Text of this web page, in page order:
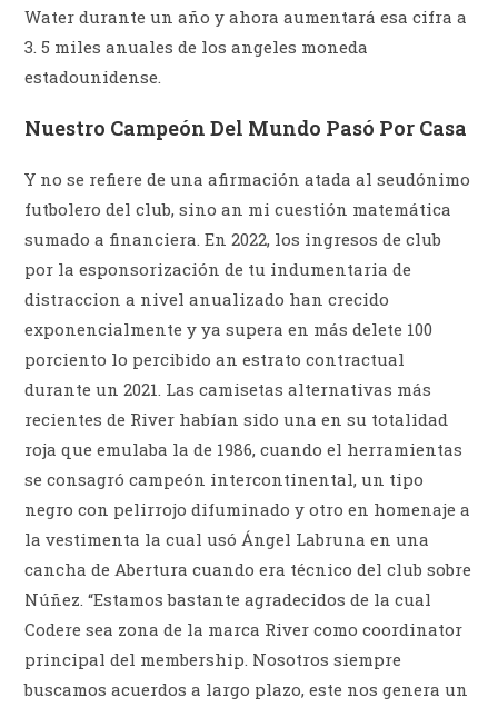
Water durante un año y ahora aumentará esa cifra a
3. 5 miles anuales de los angeles moneda
estadounidense.
Nuestro Campeón Del Mundo Pasó Por Casa
Y no se refiere de una afirmación atada al seudónimo
futbolero del club, sino an mi cuestión matemática
sumado a financiera. En 2022, los ingresos de club
por la esponsorización de tu indumentaria de
distraccion a nivel anualizado han crecido
exponencialmente y ya supera en más delete 100
porciento lo percibido an estrato contractual
durante un 2021. Las camisetas alternativas más
recientes de River habían sido una en su totalidad
roja que emulaba la de 1986, cuando el herramientas
se consagró campeón intercontinental, un tipo
negro con pelirrojo difuminado y otro en homenaje a
la vestimenta la cual usó Ángel Labruna en una
cancha de Abertura cuando era técnico del club sobre
Núñez. “Estamos bastante agradecidos de la cual
Codere sea zona de la marca River como coordinator
principal del membership. Nosotros siempre
buscamos acuerdos a largo plazo, este nos genera un